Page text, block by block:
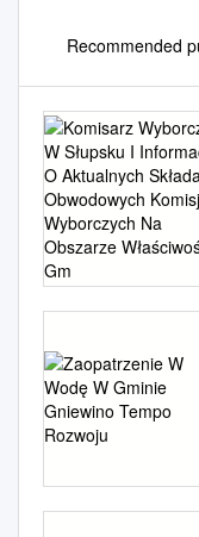
Recommended